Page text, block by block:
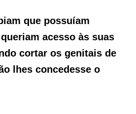
que possuíam
acesso às suas
cortar os genitais de
lhes concedesse o